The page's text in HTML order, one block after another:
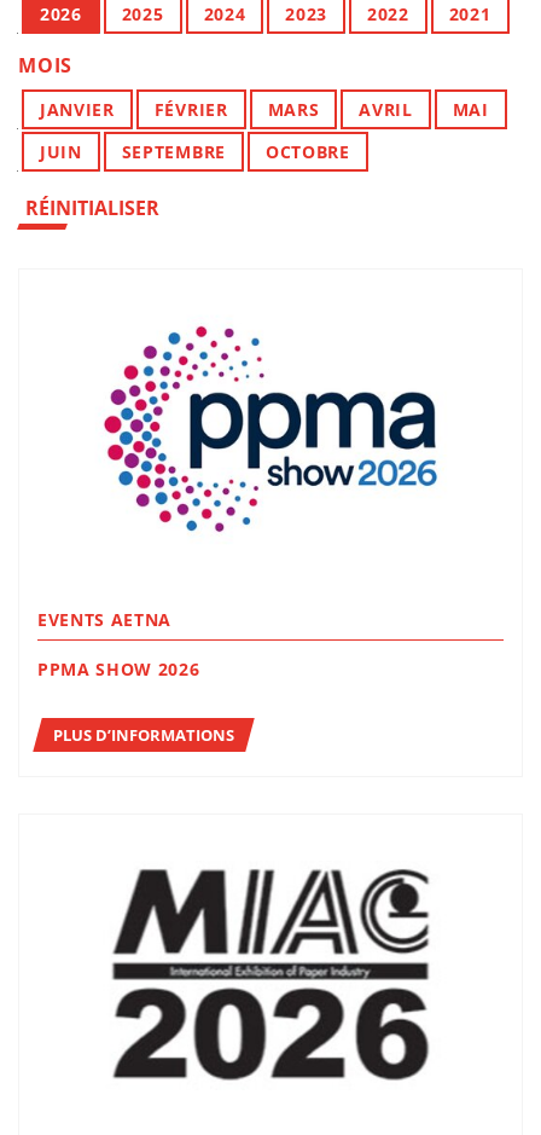
2026 2025 2024 2023 2022 2021
MOIS
JANVIER FÉVRIER MARS AVRIL
MAI
JUIN
SEPTEMBRE OCTOBRE
RÉINITIALISER
EVENTS AETNA
PPMA SHOW 2026
PLUS D’INFORMATIONS